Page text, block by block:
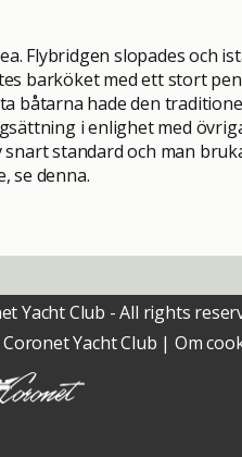
Flybridgen slopades och
barköket med ett stort
båtarna hade den
i enlighet med
snart standard och man
se denna.
Yacht Club - All rights
Coronet Yacht Club | Om